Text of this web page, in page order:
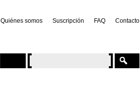
Quiénes somos Suscripción FAQ Contacto